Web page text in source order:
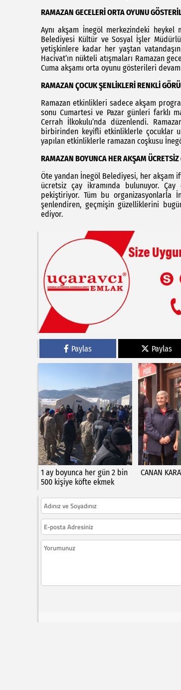
RAMAZAN GECELERİ ORTA OYUNU
Aynı akşam İnegöl merkezindeki heykel
Belediyesi Kültür ve Sosyal İşler
yetişkinlere kadar her yaştan
Hacivat’ın nükteli atışmaları Ramazan
Cuma akşamı orta oyunu gösterileri
RAMAZAN ÇOCUK ŞENLİKLERİ RENKLİ
Ramazan etkinlikleri sadece akşam
sonu Cumartesi ve Pazar günleri farklı
Cerrah İlkokulu’nda düzenlendi.
birbirinden keyifli etkinliklerle çocuklar
yapılan etkinliklerle ramazan coşkusu
RAMAZAN BOYUNCA HER AKŞAM
Öte yandan İnegöl Belediyesi, her akşam
ücretsiz çay ikramında bulunuyor.
pekiştiriyor. Tüm bu organizasyonlarla
şenlendiren, geçmişin güzelliklerini
ediyor.
Paylas Paylas
1 ay boyunca her gün 2 bin
500 kişiye köfte ekmek
CANAN